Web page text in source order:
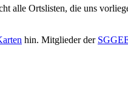
alle Ortslisten, die uns
hin. Mitglieder der